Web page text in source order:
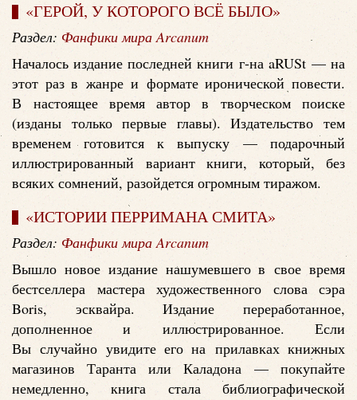
«ГЕРОЙ, У КОТОРОГО ВСЁ БЫЛО»
Раздел: Фанфики мира Arcanum
Началось издание последней книги г-на aRUSt — на
этот раз в жанре и формате иронической повести.
В настоящее время автор в творческом поиске
(изданы только первые главы). Издательство тем
временем готовится к выпуску — подарочный
иллюстрированный вариант книги, который, без
всяких сомнений, разойдется огромным тиражом.
«ИСТОРИИ ПЕРРИМАНА СМИТА»
Раздел: Фанфики мира Arcanum
Вышло новое издание нашумевшего в свое время
бестселлера мастера художественного слова сэра
Boris, эсквайра. Издание переработанное,
дополненное и иллюстрированное. Если
Вы случайно увидите его на прилавках книжных
магазинов Таранта или Каладона — покупайте
немедленно, книга стала библиографической